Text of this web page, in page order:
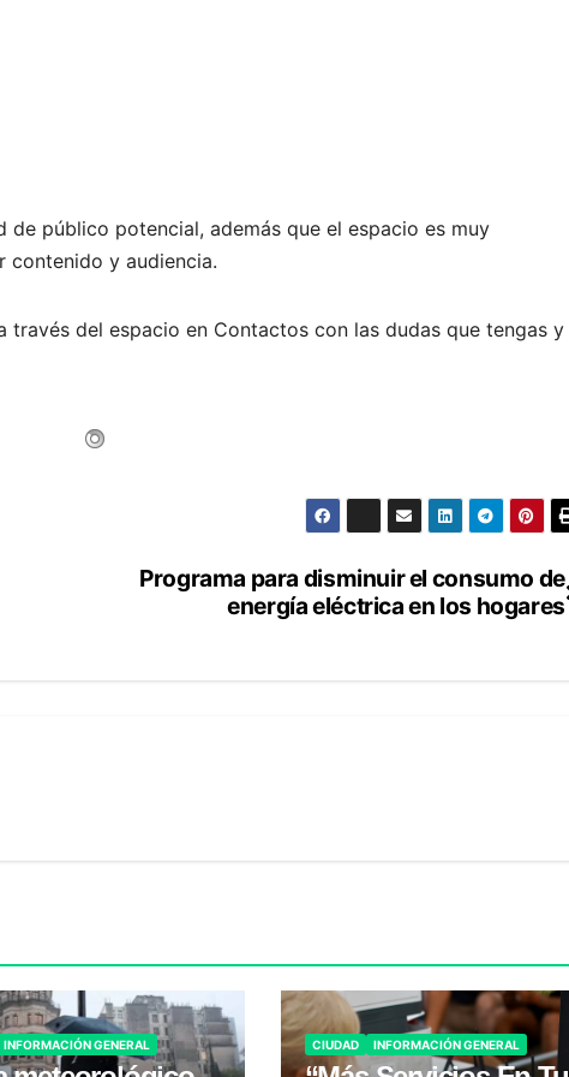
público potencial, además que el espacio es muy
contenido y audiencia.
través del espacio en Contactos con las dudas que tengas y
Programa para disminuir el consumo de
energía eléctrica en los hogares
INFORMACIÓN GENERAL CIUDAD INFORMACIÓN GENERAL